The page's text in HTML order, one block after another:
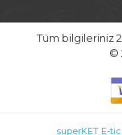
Tüm bilgileriniz
©
superKET E-